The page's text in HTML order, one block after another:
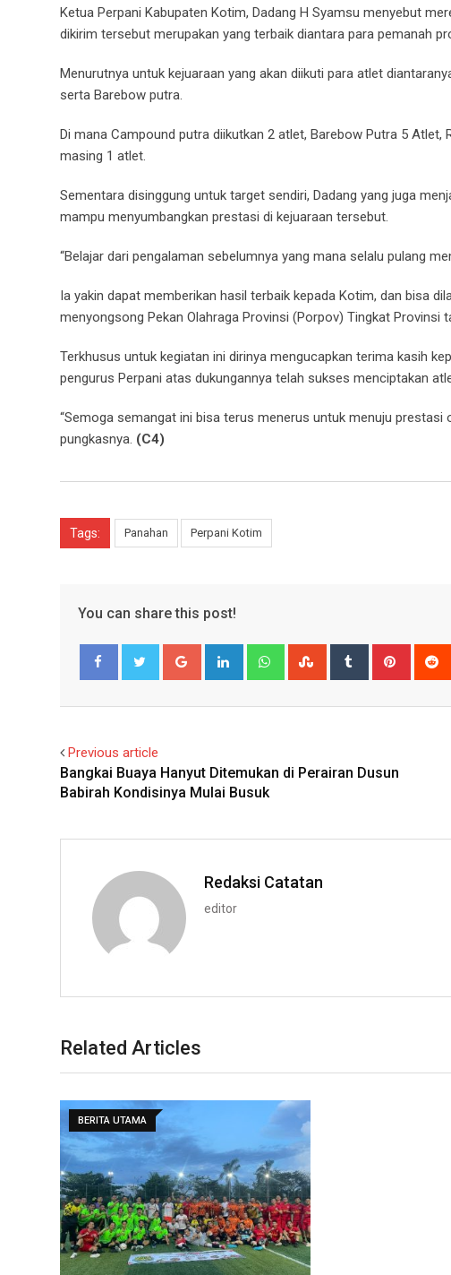
Ketua Perpani Kabupaten Kotim, Dadang H Syamsu menyebut
dikirim tersebut merupakan yang terbaik diantara para pemanah
Menurutnya untuk kejuaraan yang akan diikuti para atlet
serta Barebow putra.
Di mana Campound putra diikutkan 2 atlet, Barebow Putra 5
masing 1 atlet.
Sementara disinggung untuk target sendiri, Dadang yang juga
mampu menyumbangkan prestasi di kejuaraan tersebut.
“Belajar dari pengalaman sebelumnya yang mana selalu pulang
Ia yakin dapat memberikan hasil terbaik kepada Kotim, dan bisa
menyongsong Pekan Olahraga Provinsi (Porpov) Tingkat Provinsi
Terkhusus untuk kegiatan ini dirinya mengucapkan terima kasih
pengurus Perpani atas dukungannya telah sukses menciptakan
“Semoga semangat ini bisa terus menerus untuk menuju prestasi
pungkasnya. (C4)
Tags: Panahan Perpani Kotim
You can share this post!
Google+ LinkedIn WhatsappStumbleUpon
Tumblr Pinterest
Previous article
Bangkai Buaya Hanyut Ditemukan di Perairan Dusun
Babirah Kondisinya Mulai Busuk
Redaksi Catatan
editor
Related Articles
BERITA UTAMA